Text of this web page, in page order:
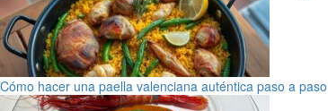
Cómo hacer una paella valenciana auténtica paso a